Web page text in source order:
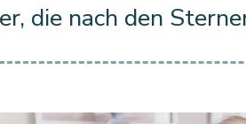
die nach den